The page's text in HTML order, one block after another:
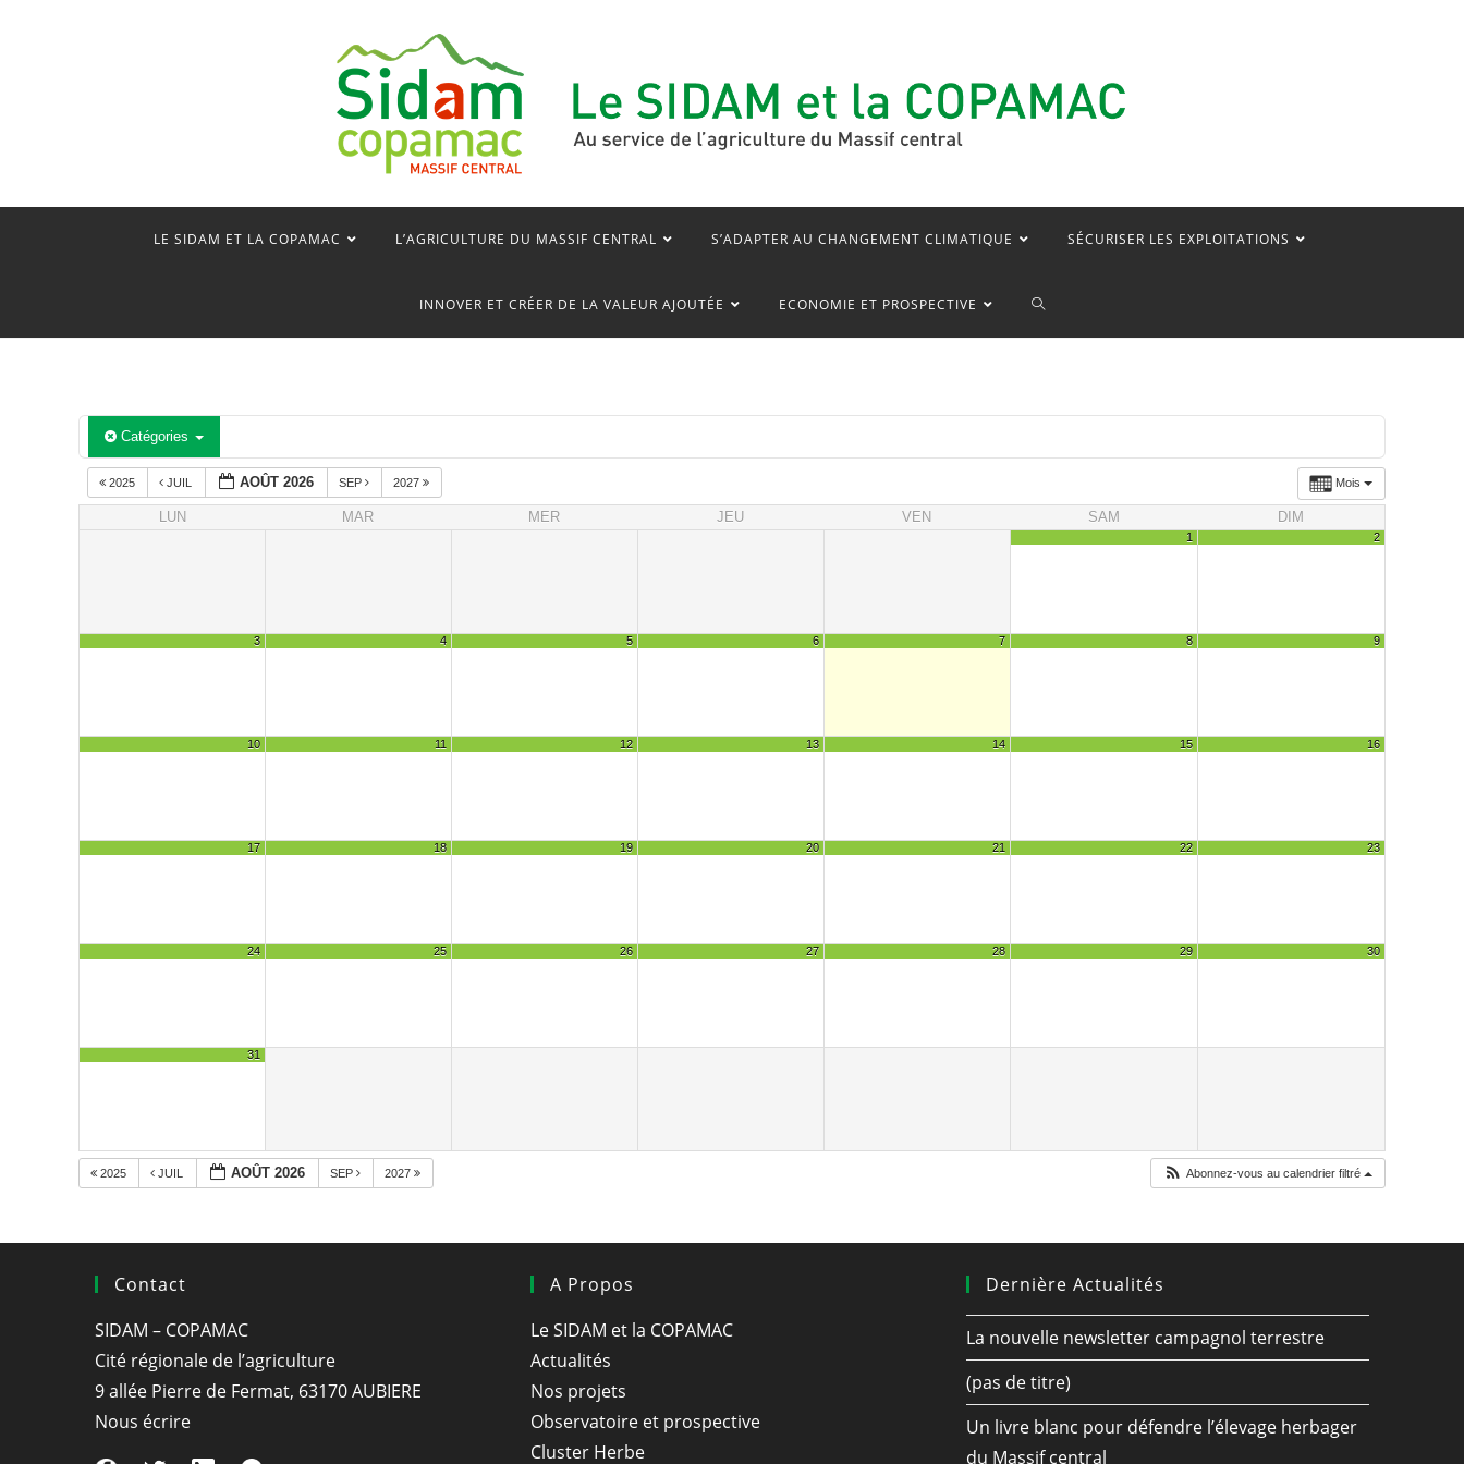
LE SIDAM ET LA COPAMAC L’AGRICULTURE DU MASSIF CENTRAL S’ADAPTER AU CHANGEMENT CLIMATIQUE SÉCURISER LES EXPLOITATIONS
INNOVER ET CRÉER DE LA VALEUR AJOUTÉE ECONOMIE ET PROSPECTIVE TOGGLE
Catégories
Mois
2025 JUIL AOÛT 2026 SEP 2027
LUN MAR MER JEU VEN SAM DIM
1 2
3 4 5 6 7 8 9
10 11 12 13 14 15 16
17 18 19 20 21 22 23
24 25 26 27 28 29 30
31
2025 JUIL AOÛT 2026 SEP 2027 Abonnez-vous au calendrier filtré
Contact
SIDAM – COPAMAC
Cité régionale de l’agriculture
9 allée Pierre de Fermat, 63170 AUBIERE
Nous écrire
A Propos
Le SIDAM et la COPAMAC
Actualités
Nos projets
Observatoire et prospective
Cluster Herbe
Dernière Actualités
La nouvelle newsletter campagnol terrestre
(pas de titre)
Un livre blanc pour défendre l’élevage herbager
du Massif central